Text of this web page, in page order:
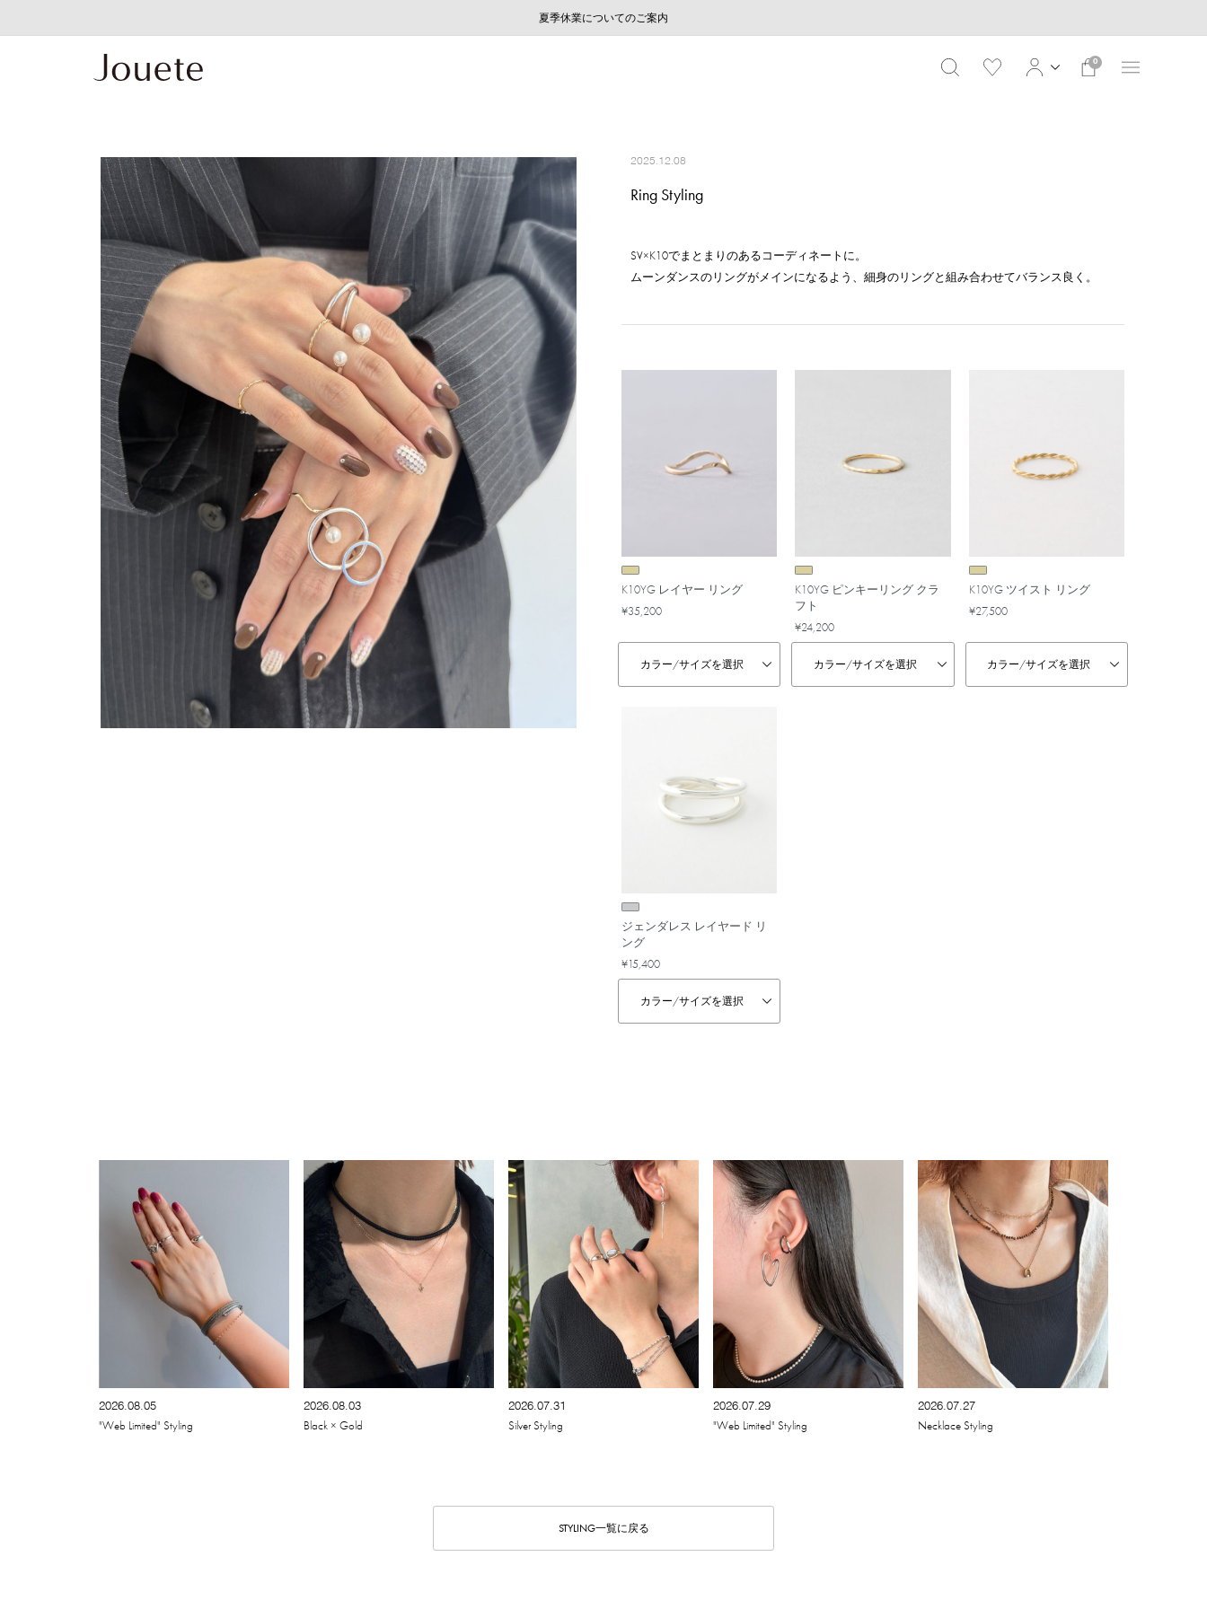
採用のご案内
ご注文いただいたお品物のお届け状況について
夏季休業についてのご案内
WEB LIMITED ITEMS >>
採用のご案内
ご注文いただいたお品物のお届け状況について
0
2025.12.08
Ring Styling
SV×K10でまとまりのあるコーディネートに。
ムーンダンスのリングがメインになるよう、細身のリングと組み合わせてバランス良く。
K10YG レイヤー リング
¥35,200
カラー/サイズを選択
K10YG ピンキーリング クラ
フト
¥24,200
カラー/サイズを選択
K10YG ツイスト リング
¥27,500
カラー/サイズを選択
ジェンダレス レイヤード リ
ング
¥15,400
カラー/サイズを選択
2026.08.05
"Web Limited" Styling
2026.08.03
Black × Gold
2026.07.31
Silver Styling
2026.07.29
"Web Limited" Styling
2026.07.27
Necklace Styling
STYLING一覧に戻る